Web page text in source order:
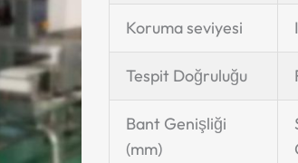
Koruma seviyesi
Tespit Doğruluğu
Bant Genişliği
(mm)